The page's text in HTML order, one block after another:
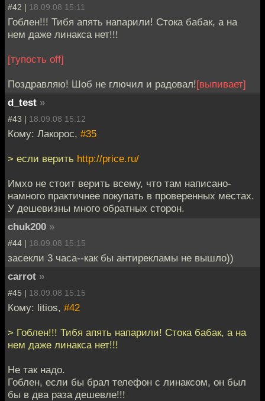
#42 | 18.09.08 15:11
Гоблен!!! Тибя апять напарили! Стока бабак, а на
нем даже линакса нет!!!
[тупость off]
Поздравляю! Шоб не глючил и радовал![выпивает]
d_test »
#43 | 18.09.08 15:12
Кому: Лакорос, #35
> если верить http://price.ru/
Имхо не стоит верить всему, что там написано-
намного практичнее покупать в проверенных местах.
У дешевизны много обратных сторон.
chuk200 »
#44 | 18.09.08 15:15
засекли 3 часа--как бы антирекламы не вышло))
carrot »
#45 | 18.09.08 15:15
Кому: litios, #42
> Гоблен!!! Тибя апять напарили! Стока бабак, а на
нем даже линакса нет!!!
Не так надо.
Гоблен, если бы брал телефон с линаксом, он был
бы в два раза дешевле!!!